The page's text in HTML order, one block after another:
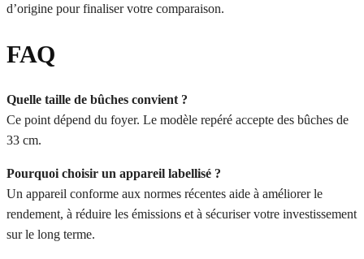
d’origine pour finaliser votre comparaison.
FAQ
Quelle taille de bûches convient ?
Ce point dépend du foyer. Le modèle repéré accepte des bûches de
33 cm.
Pourquoi choisir un appareil labellisé ?
Un appareil conforme aux normes récentes aide à améliorer le
rendement, à réduire les émissions et à sécuriser votre investissement
sur le long terme.